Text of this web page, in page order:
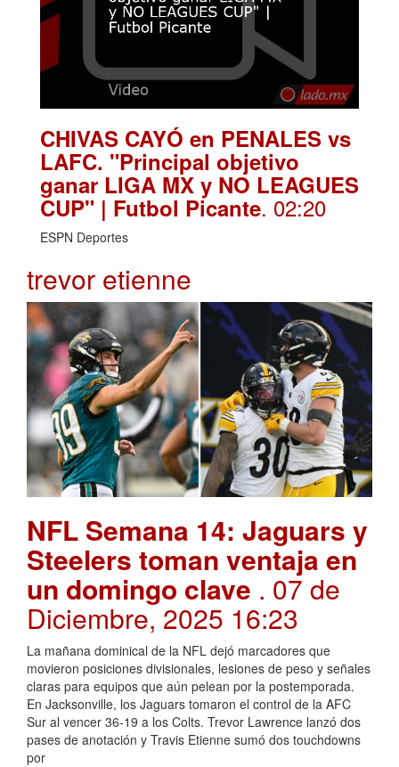
CHIVAS CAYÓ en PENALES vs
LAFC. "Principal objetivo
ganar LIGA MX y NO LEAGUES
CUP" | Futbol Picante. 02:20
ESPN Deportes
trevor etienne
NFL Semana 14: Jaguars y
Steelers toman ventaja en
un domingo clave . 07 de
Diciembre, 2025 16:23
La mañana dominical de la NFL dejó marcadores que
movieron posiciones divisionales, lesiones de peso y señales
claras para equipos que aún pelean por la postemporada.
En Jacksonville, los Jaguars tomaron el control de la AFC
Sur al vencer 36-19 a los Colts. Trevor Lawrence lanzó dos
pases de anotación y Travis Etienne sumó dos touchdowns
por